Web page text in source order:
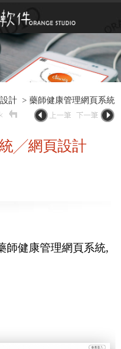
計 > 藥師健康管理網頁系統
╱網頁設計
師健康管理網頁系統,